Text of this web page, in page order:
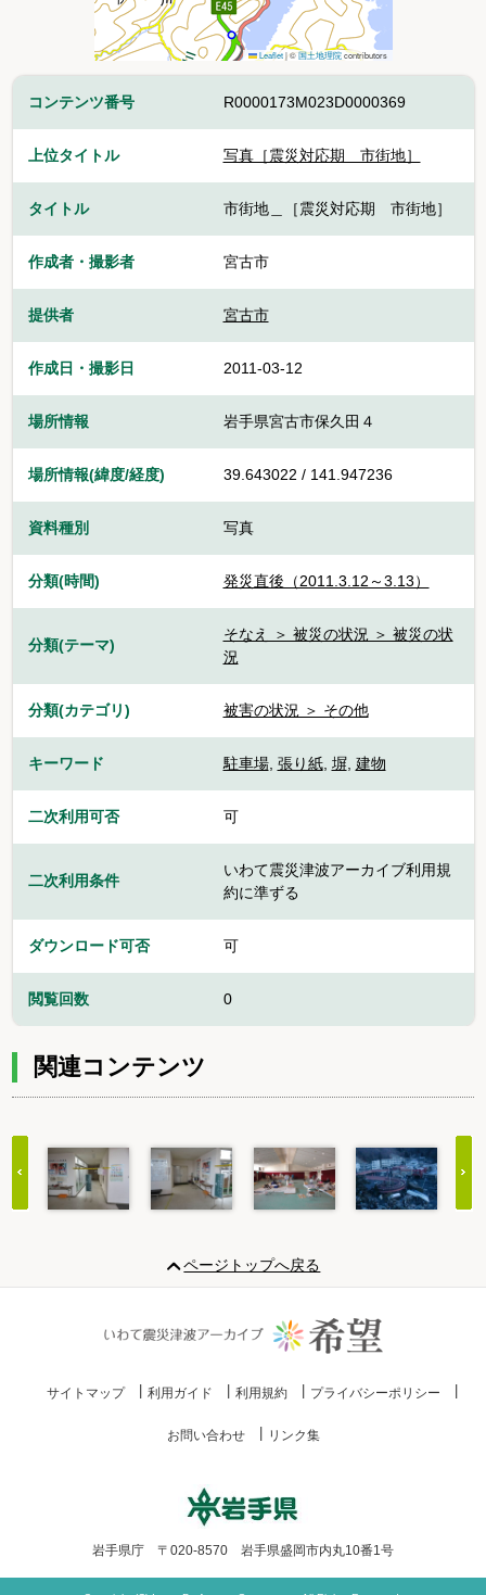
Leaflet |©国土地理院contributors
コンテンツ番号 R0000173M023D0000369
上位タイトル 写真［震災対応期 市街地］
タイトル 市街地＿［震災対応期 市街地］
作成者・撮影者 宮古市
提供者 宮古市
作成日・撮影日 2011-03-12
場所情報 岩手県宮古市保久田４
場所情報(緯度/経度) 39.643022 / 141.947236
資料種別 写真
分類(時間) 発災直後（2011.3.12～3.13）
分類(テーマ)
そなえ ＞ 被災の状況 ＞ 被災の状
況
分類(カテゴリ) 被害の状況 ＞ その他
キーワード 駐車場, 張り紙, 塀, 建物
二次利用可否 可
二次利用条件
いわて震災津波アーカイブ利用規
約に準ずる
ダウンロード可否 可
閲覧回数 0
関連コンテンツ
20
ページトップへ戻る
サイトマップ 利用ガイド 利用規約 プライバシーポリシー
お問い合わせ リンク集
岩手県庁 〒020-8570 岩手県盛岡市内丸10番1号